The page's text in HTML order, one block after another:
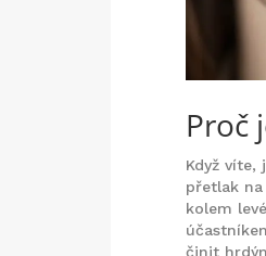
Proč
Když víte,
přetlak
kolem
činit